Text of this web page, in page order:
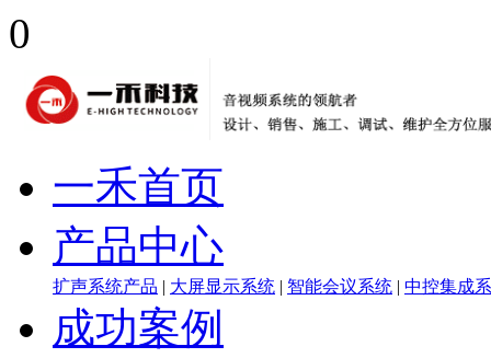
0
一禾首页
产品中心
扩声系统产品 | 大屏显示系统 | 智能会议系统 | 中控集成
成功案例